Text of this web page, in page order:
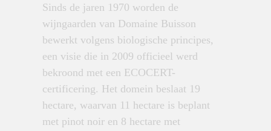
Sinds de jaren 1970 worden de
wijngaarden van Domaine Buisson
bewerkt volgens biologische principes,
een visie die in 2009 officieel werd
bekroond met een ECOCERT-
certificering. Het domein beslaat 19
hectare, waarvan 11 hectare is beplant
met pinot noir en 8 hectare met